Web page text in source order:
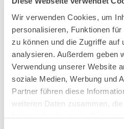
Wir verwenden Cookies, um
personalisieren, Funktionen
zu können und die Zugriffe auf
analysieren. Außerdem geben
Verwendung unserer Website
soziale Medien, Werbung und
Partner führen diese
weiteren Daten zusammen,
Markel steigt aus
Berufshaftpflicht
Steuerberater aus
Markel gibt das Geschäft
Steuerberatern auf Die
seit 1930 bestehender US-